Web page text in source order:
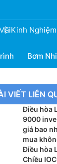
Kinh
Bơm
VIẾT LIÊN
Điều hòa
9000
giá bao
mua
Điều hòa
Chiều